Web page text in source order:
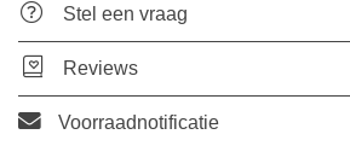
Stel een vraag
Reviews
Voorraadnotificatie